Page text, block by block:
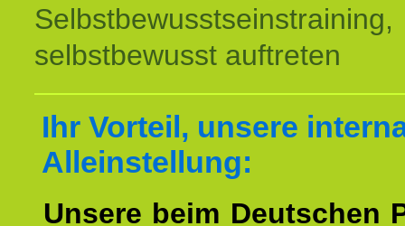
Selbstbewusstseinstraining,
selbstbewusst auftreten
Ihr Vorteil, unsere
Alleinstellung:
Unsere beim Deutschen